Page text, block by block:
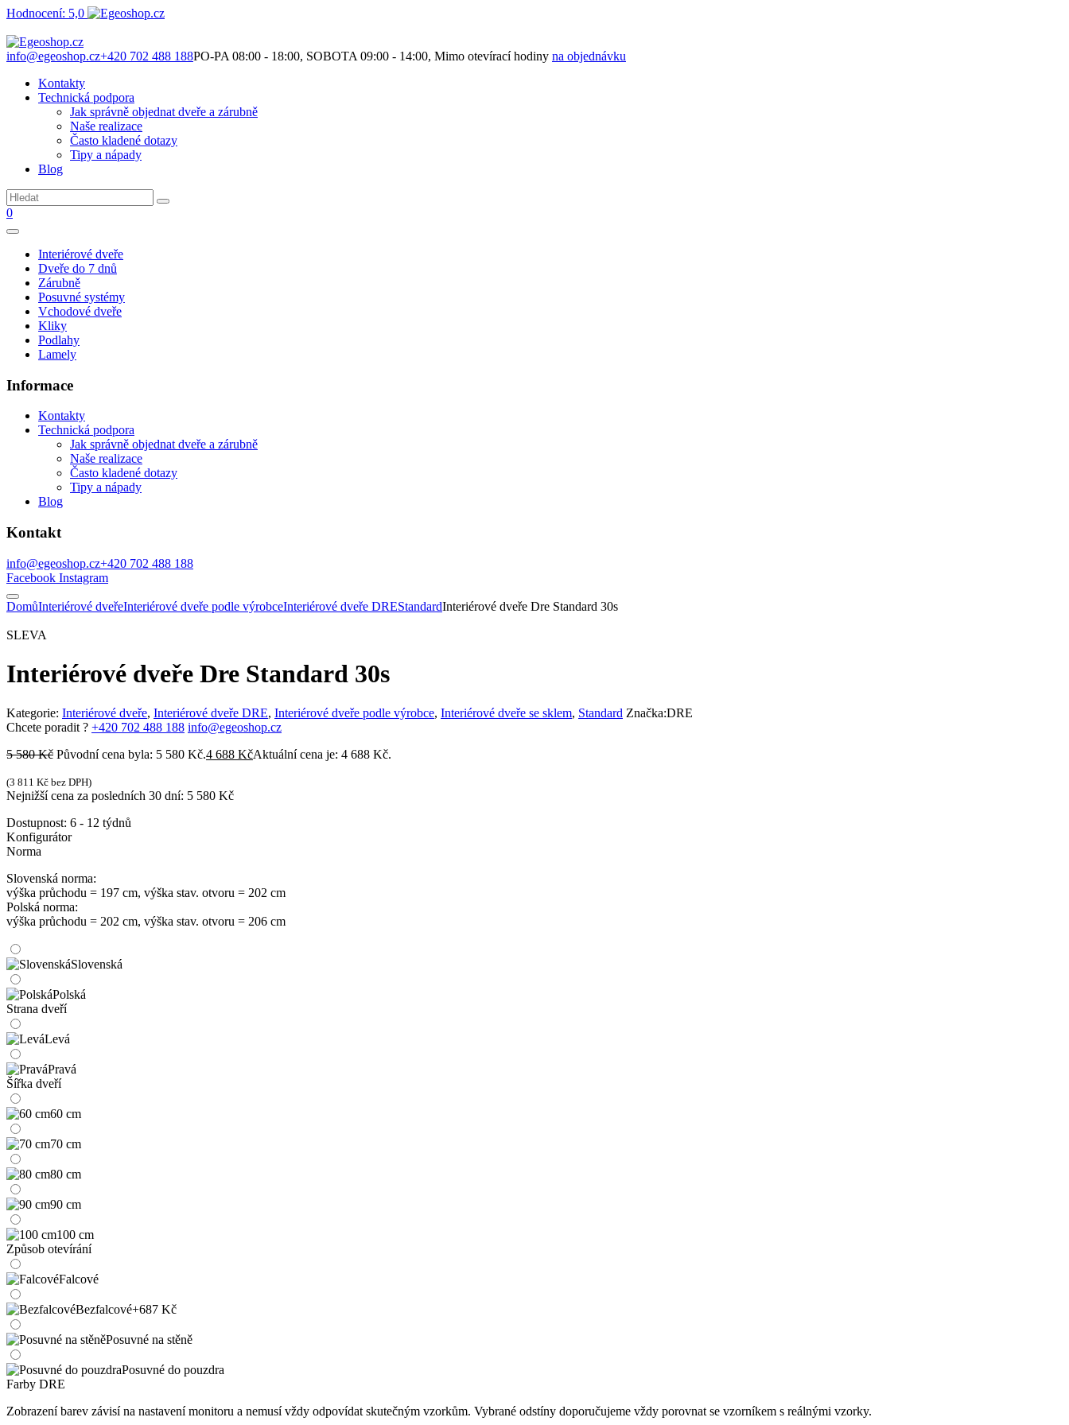
Hodnocení: 5,0
info@egeoshop.cz+420 702 488 188PO-PA 08:00 - 18:00, SOBOTA 09:00 - 14:00, Mimo otevírací hodiny na objednávku
Kontakty
Technická podpora
Jak správně objednat dveře a zárubně
Naše realizace
Často kladené dotazy
Tipy a nápady
Blog
0
Interiérové dveře
Dveře do 7 dnů
Zárubně
Posuvné systémy
Vchodové dveře
Kliky
Podlahy
Lamely
Informace
Kontakty
Technická podpora
Jak správně objednat dveře a zárubně
Naše realizace
Často kladené dotazy
Tipy a nápady
Blog
Kontakt
info@egeoshop.cz+420 702 488 188
Facebook Instagram
DomůInteriérové dveřeInteriérové dveře podle výrobceInteriérové dveře DREStandardInteriérové dveře Dre Standard 30s
SLEVA
Interiérové dveře Dre Standard 30s
Kategorie: Interiérové dveře, Interiérové dveře DRE, Interiérové dveře podle výrobce, Interiérové dveře se sklem, Standard Značka:DRE
Chcete poradit ? +420 702 488 188 info@egeoshop.cz
5 580Kč Původní cena byla: 5 580 Kč.4 688 KčAktuální cena je: 4 688 Kč.
(3 811 Kč bez DPH)
Nejnižší cena za posledních 30 dní: 5 580 Kč
Dostupnost: 6 - 12 týdnů
Konfigurátor
Norma
Slovenská norma:
výška průchodu = 197 cm, výška stav. otvoru = 202 cm
Polská norma:
výška průchodu = 202 cm, výška stav. otvoru = 206 cm
Slovenská
Polská
Strana dveří
Levá
Pravá
Šířka dveří
60 cm
70 cm
80 cm
90 cm
100 cm
Způsob otevírání
Falcové
Bezfalcové+687 Kč
Posuvné na stěně
Posuvné do pouzdra
Farby DRE
Zobrazení barev závisí na nastavení monitoru a nemusí vždy odpovídat skutečným vzorkům. Vybrané odstíny doporučujeme vždy porovnat se vzorníkem s reálnými vzorky.